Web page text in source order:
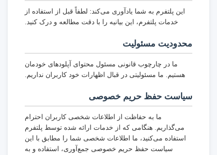
این پلتفرم به شما یادآوری می‌کند: لطفاً قبل از استفاده از
خدمات پلتفرم، این بیانیه را با دقت مطالعه و درک کنید.
محدودیت مسئولیت
ما در چارچوب قانونی مسئول محتوای آپلودهای خودمان
هستیم. ما مسئولیتی در قبال اظهارات خود کاربران نداریم.
سیاست حفظ حریم خصوصی
ما به حفاظت از اطلاعات شخصی کاربران احترام
می‌گذاریم. هنگامی که از خدمات ارائه شده توسط پلتفرم
استفاده می‌کنید، ما اطلاعات شخصی شما را مطابق با این
سیاست حفظ حریم خصوصی جمع‌آوری، استفاده و به